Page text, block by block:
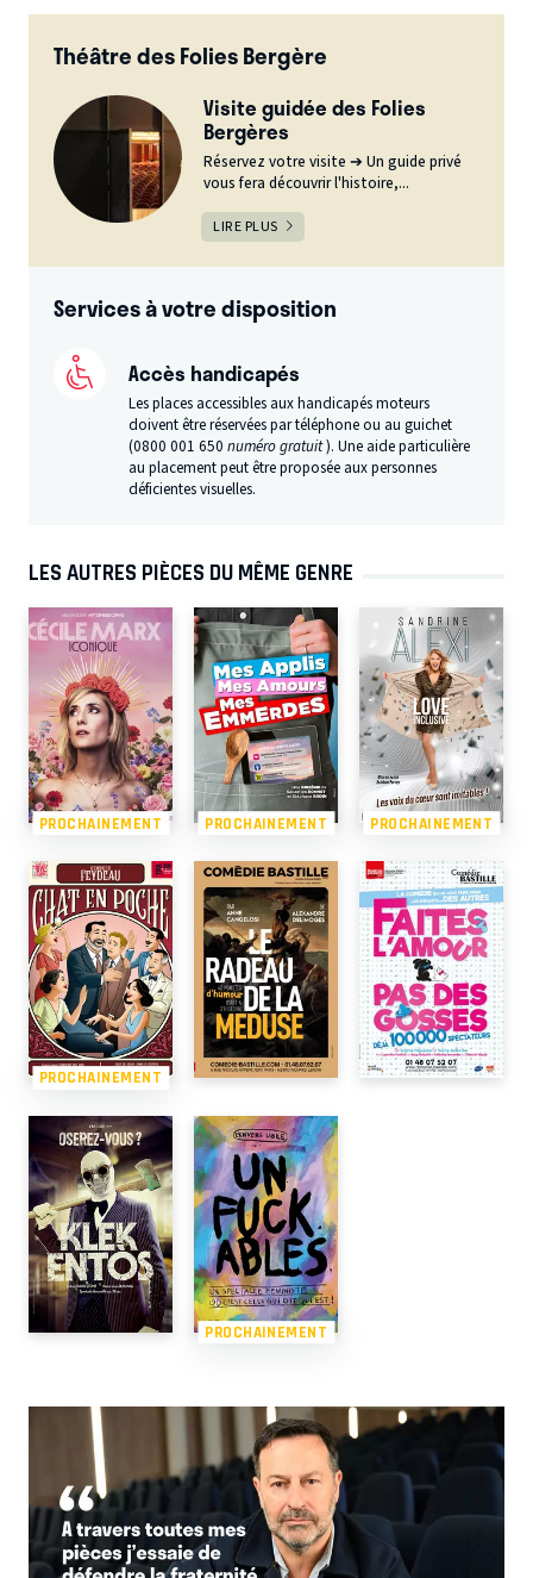
Théâtre des Folies Bergère
Visite guidée des Folies
Bergères
Réservez votre visite ➔ Un guide privé
vous fera découvrir l'histoire,...
LIRE PLUS
Services à votre disposition
Accès handicapés
Les places accessibles aux handicapés moteurs
doivent être réservées par téléphone ou au guichet
(0800 001 650numéro gratuit). Une aide particulière
au placement peut être proposée aux personnes
déficientes visuelles.
LES AUTRES PIÈCES DU MÊME GENRE
PROCHAINEMENT PROCHAINEMENT PROCHAINEMENT
PROCHAINEMENT
PROCHAINEMENT